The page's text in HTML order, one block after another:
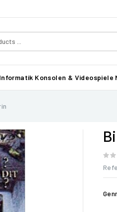
Informatik Konsolen & Videospiele